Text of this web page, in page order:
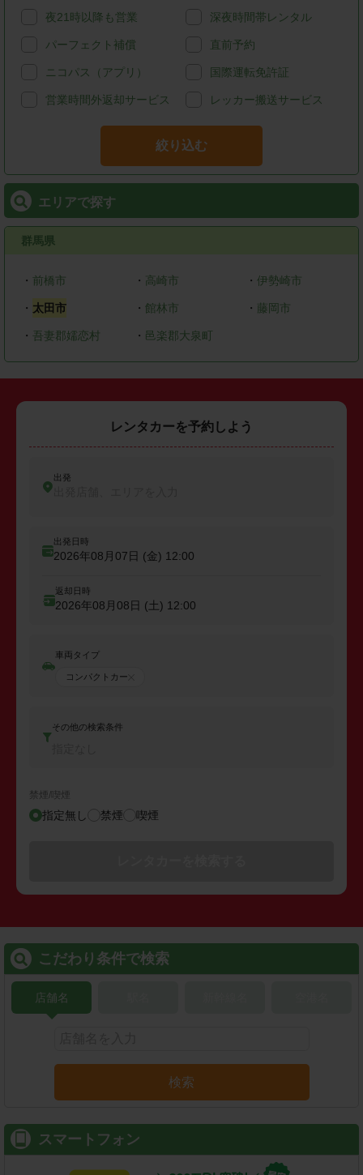
夜21時以降も営業 深夜時間帯レンタル
パーフェクト補償 直前予約
ニコパス（アプリ） 国際運転免許証
営業時間外返却サービス レッカー搬送サービス
絞り込む
エリアで探す
群馬県
・ 前橋市 ・ 高崎市 ・ 伊勢崎市
・ 太田市 ・ 館林市 ・ 藤岡市
・ 吾妻郡嬬恋村 ・ 邑楽郡大泉町
レンタカーを予約しよう
出発
出発日時
2026年08月07日 (金) 12:00
返却日時
2026年08月08日 (土) 12:00
車両タイプ
コンパクトカー
その他の検索条件
禁煙/喫煙
指定無し 禁煙 喫煙
こだわり条件で検索
店舗名
検索
スマートフォン